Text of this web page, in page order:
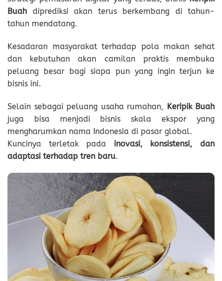
Buah diprediksi akan terus berkembang di tahun-
tahun mendatang.
Kesadaran masyarakat terhadap pola makan sehat
dan kebutuhan akan camilan praktis membuka
peluang besar bagi siapa pun yang ingin terjun ke
bisnis ini.
Selain sebagai peluang usaha rumahan, Keripik Buah
juga bisa menjadi bisnis skala ekspor yang
mengharumkan nama Indonesia di pasar global.
Kuncinya terletak pada inovasi, konsistensi, dan
adaptasi terhadap tren baru.